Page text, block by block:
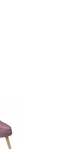
VER